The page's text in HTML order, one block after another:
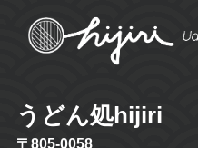
うどん処hijiri
〒805-0058